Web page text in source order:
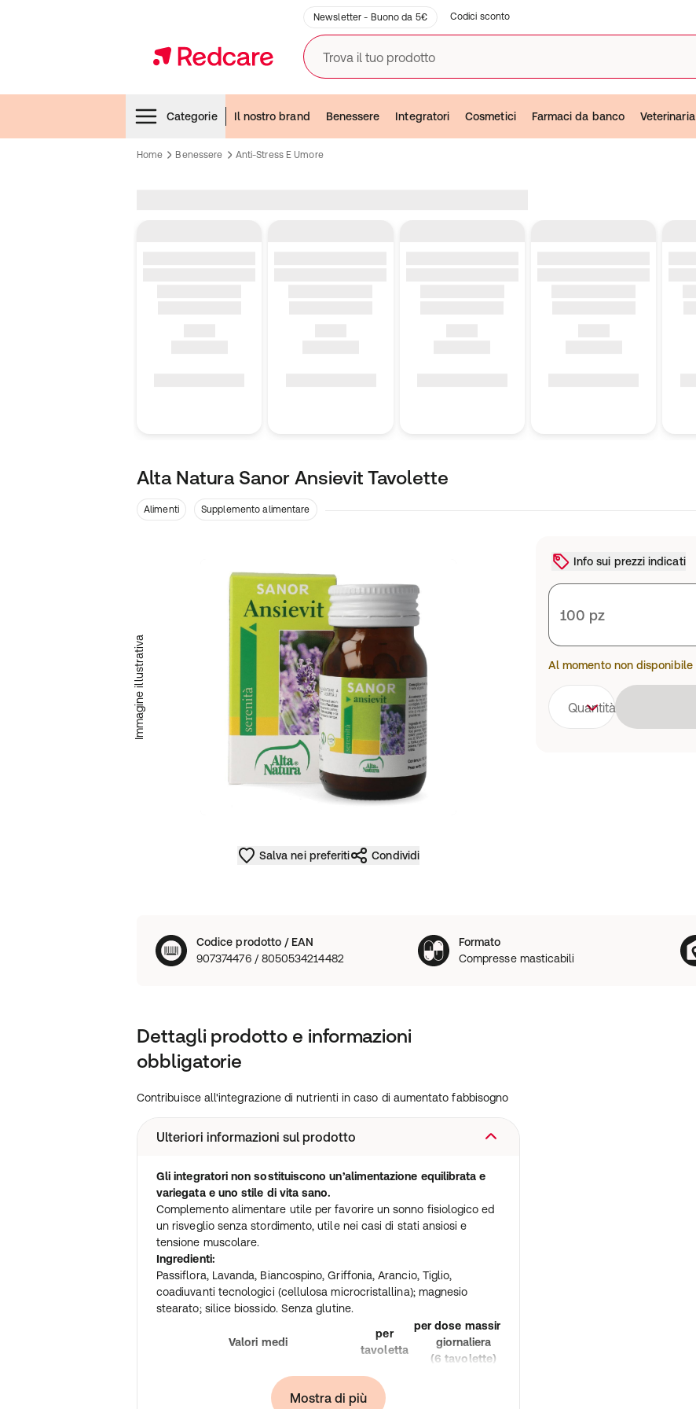
Newsletter - Buono da 5€ Codici sconto
Trova il tuo prodotto
Categorie
Il nostro brand Benessere Integratori Cosmetici Farmaci da banco Veterinaria
Home Benessere Anti-Stress E Umore
Alta Natura Sanor Ansievit Tavolette
Alimenti Supplemento alimentare
Immagine illustrativa
Salva nei preferiti Condividi
Info sui prezzi indicati
100 pz
Al momento non disponibile
Quantità
Codice prodotto / EAN
907374476 / 8050534214482
Formato
Compresse masticabili
Dettagli prodotto e informazioni
obbligatorie
Contribuisce all'integrazione di nutrienti in caso di aumentato fabbisogno
Ulteriori informazioni sul prodotto
Gli integratori non sostituiscono un’alimentazione equilibrata e
variegata e uno stile di vita sano.
Complemento alimentare utile per favorire un sonno fisiologico ed
un risveglio senza stordimento, utile nei casi di stati ansiosi e
tensione muscolare.
Ingredienti:
Passiflora, Lavanda, Biancospino, Griffonia, Arancio, Tiglio,
coadiuvanti tecnologici (cellulosa microcristallina); magnesio
stearato; silice biossido. Senza glutine.
Valori medi
per
tavoletta
per dose massima
giornaliera
(6 tavolette)
Passiflora (passiflora incarnata pianta
80 mg
2,8 mg
Mostra di più